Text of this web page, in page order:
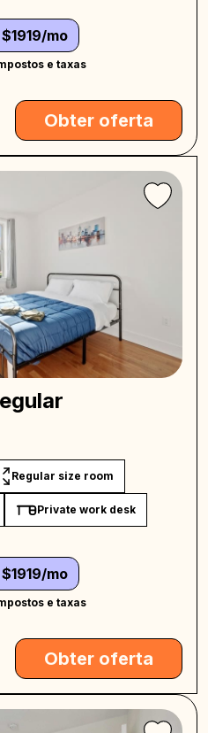
mo
e taxas
Obter oferta
Regular size room
Private work desk
mo
e taxas
Obter oferta